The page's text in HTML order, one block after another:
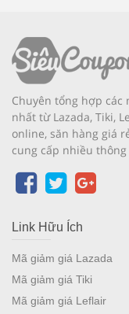
Chuyên tổng hợp các
nhất từ Lazada, Tiki,
online, săn hàng giá
cung cấp nhiều
Link Hữu Ích
Mã giảm giá Lazada
Mã giảm giá Tiki
Mã giảm giá Leflair